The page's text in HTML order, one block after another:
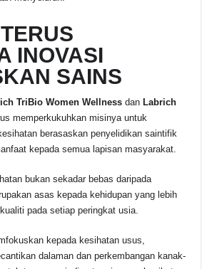
INOVASI
SAINS
TriBio Women Wellness danLabrich
memperkukuhkan misinya untuk
berasaskan penyelidikan saintifik
kepada semua lapisan masyarakat.
bukan sekadar bebas daripada
asas kepada kehidupan yang lebih
pada setiap peringkat usia.
kepada kesihatan usus,
dalaman dan perkembangan kanak-